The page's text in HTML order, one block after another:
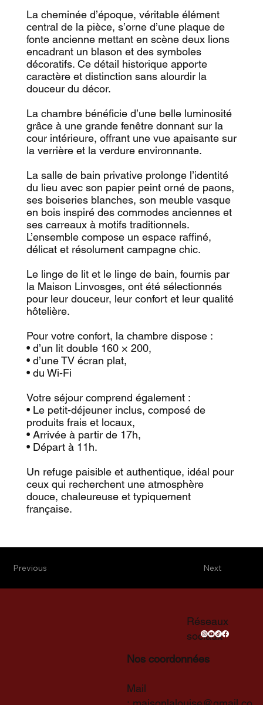
La cheminée d’époque, véritable élément
central de la pièce, s’orne d’une plaque de
fonte ancienne mettant en scène deux lions
encadrant un blason et des symboles
décoratifs. Ce détail historique apporte
caractère et distinction sans alourdir la
douceur du décor.
La chambre bénéficie d’une belle luminosité
grâce à une grande fenêtre donnant sur la
cour intérieure, offrant une vue apaisante sur
la verrière et la verdure environnante.
La salle de bain privative prolonge l’identité
du lieu avec son papier peint orné de paons,
ses boiseries blanches, son meuble vasque
en bois inspiré des commodes anciennes et
ses carreaux à motifs traditionnels.
L’ensemble compose un espace raffiné,
délicat et résolument campagne chic.
Le linge de lit et le linge de bain, fournis par
la Maison Linvosges, ont été sélectionnés
pour leur douceur, leur confort et leur qualité
hôtelière.
Pour votre confort, la chambre dispose :
• d’un lit double 160 × 200,
• d’une TV écran plat,
• du Wi-Fi
Votre séjour comprend également :
• Le petit-déjeuner inclus, composé de
produits frais et locaux,
• Arrivée à partir de 17h,
• Départ à 11h.
Un refuge paisible et authentique, idéal pour
ceux qui recherchent une atmosphère
douce, chaleureuse et typiquement
française.
Next
Previous
Nos coordonnées
Mail
Réseaux
sociaux